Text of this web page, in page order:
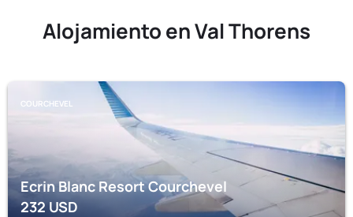
Alojamiento en Val Thorens
COURCHEVEL
Ecrin Blanc Resort Courchevel
232USD